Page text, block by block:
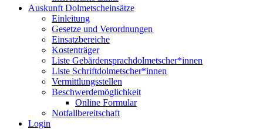
Auskunft Dolmetscheinsätze
Einleitung
Gesetze und Verordnungen
Einsatzbereiche
Kostenträger
Liste Gebärdensprachdolmetscher*innen
Liste Schriftdolmetscher*innen
Vermittlungsstellen
Beschwerdemöglichkeit
Online Formular
Notfallbereitschaft
Login